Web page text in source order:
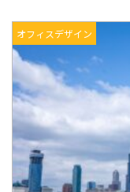
オフィスデザイン